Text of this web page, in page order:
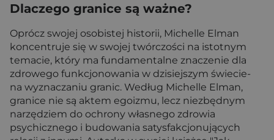
Dlaczego granice są ważne?
Oprócz swojej osobistej historii, Michelle Elman
koncentruje się w swojej twórczości na istotnym
temacie, który ma fundamentalne znaczenie dla
zdrowego funkcjonowania w dzisiejszym świecie-
na wyznaczaniu granic. Według Michelle Elman,
granice nie są aktem egoizmu, lecz niezbędnym
narzędziem do ochrony własnego zdrowia
psychicznego i budowania satysfakcjonujących